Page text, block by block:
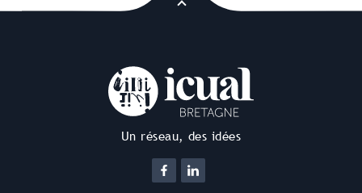
Un réseau, des idées